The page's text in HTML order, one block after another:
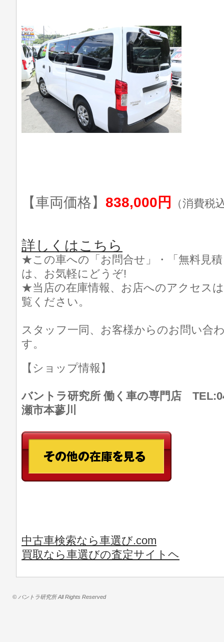
【車両価格】 838,000円 （消費税
詳しくはこちら
★この車への「お問合せ」・「無料見
は、お気軽にどうぞ!
★当店の在庫情報、お店へのアクセス
覧ください。
スタッフ一同、お客様からのお問い合
す。
【ショップ情報】
バントラ研究所 働く車の専門店
瀬市本蓼川
中古車検索なら車選び.com
買取なら車選びの査定サイトヘ
© バントラ研究所 All Rights Reserved